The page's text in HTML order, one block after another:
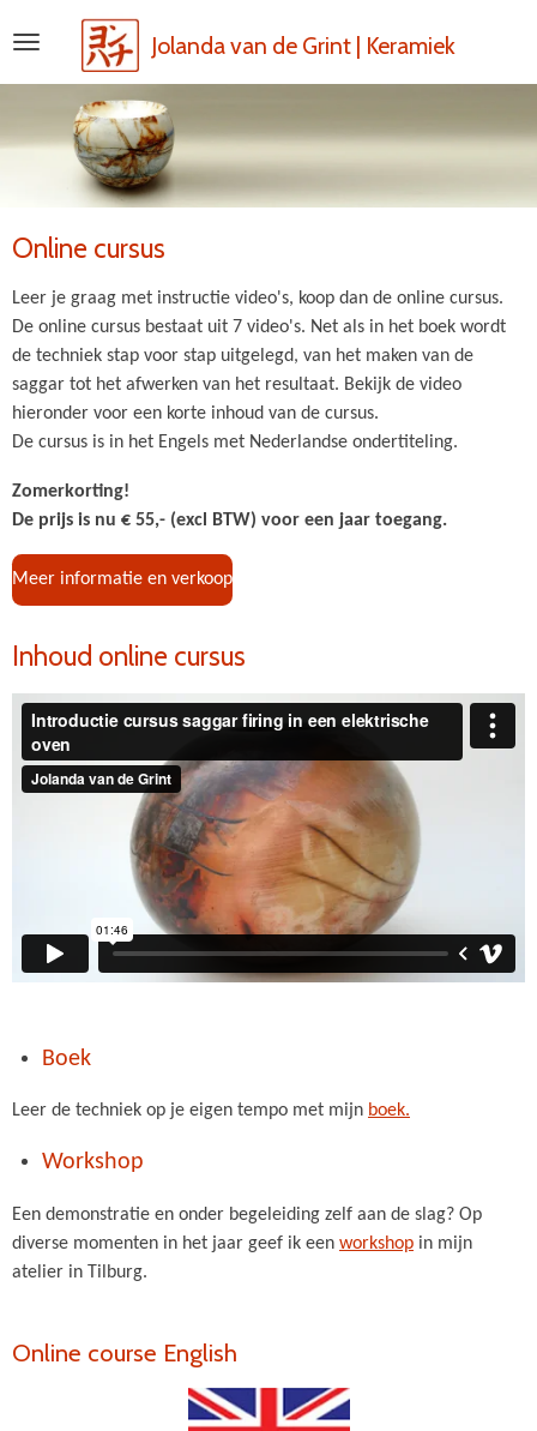
direct
naar
hoofdinhoud
Jolanda van de Grint | Keramiek
Online cursus
Leer je graag met instructie video's, koop dan de online cursus.
De online cursus bestaat uit 7 video's. Net als in het boek wordt
de techniek stap voor stap uitgelegd, van het maken van de
saggar tot het afwerken van het resultaat. Bekijk de video
hieronder voor een korte inhoud van de cursus.
De cursus is in het Engels met Nederlandse ondertiteling.
Zomerkorting!
De prijs is nu € 55,- (excl BTW) voor een jaar toegang.
Meer informatie en verkoop
Inhoud online cursus
Boek
Leer de techniek op je eigen tempo met mijn boek.
Workshop
Een demonstratie en onder begeleiding zelf aan de slag? Op
diverse momenten in het jaar geef ik een workshop in mijn
atelier in Tilburg.
Online course English